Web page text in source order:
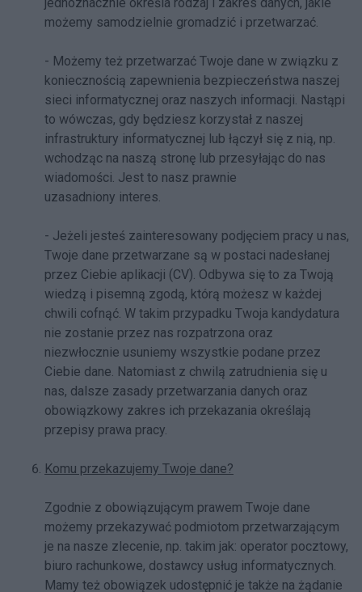
możemy samodzielnie gromadzić i przetwarzać.
- Możemy też przetwarzać Twoje dane w związku z
koniecznością zapewnienia bezpieczeństwa naszej
sieci informatycznej oraz naszych informacji. Nastąpi
to wówczas, gdy będziesz korzystał z naszej
infrastruktury informatycznej lub łączył się z nią, np.
wchodząc na naszą stronę lub przesyłając do nas
wiadomości. Jest to nasz prawnie
uzasadniony interes.
- Jeżeli jesteś zainteresowany podjęciem pracy u nas,
Twoje dane przetwarzane są w postaci nadesłanej
przez Ciebie aplikacji (CV). Odbywa się to za Twoją
wiedzą i pisemną zgodą, którą możesz w każdej
chwili cofnąć. W takim przypadku Twoja kandydatura
nie zostanie przez nas rozpatrzona oraz
niezwłocznie usuniemy wszystkie podane przez
Ciebie dane. Natomiast z chwilą zatrudnienia się u
nas, dalsze zasady przetwarzania danych oraz
obowiązkowy zakres ich przekazania określają
przepisy prawa pracy.
Komu przekazujemy Twoje dane?
Zgodnie z obowiązującym prawem Twoje dane
możemy przekazywać podmiotom przetwarzającym
je na nasze zlecenie, np. takim jak: operator pocztowy,
biuro rachunkowe, dostawcy usług informatycznych.
Mamy też obowiązek udostępnić je także na żądanie